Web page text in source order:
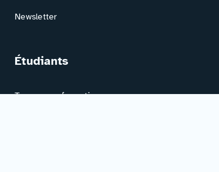
Newsletter
Étudiants
Trouver ma formation